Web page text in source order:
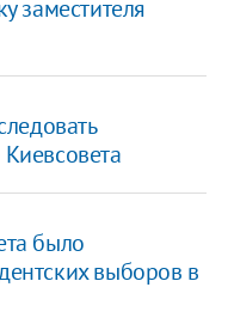
заместителя
было
выборов в